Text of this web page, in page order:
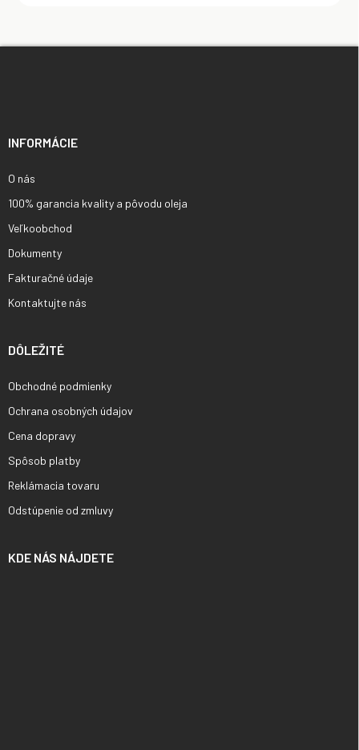
INFORMÁCIE
O nás
100% garancia kvality a pôvodu oleja
Veľkoobchod
Dokumenty
Fakturačné údaje
Kontaktujte nás
DÔLEŽITÉ
Obchodné podmienky
Ochrana osobných údajov
Cena dopravy
Spôsob platby
Reklámacia tovaru
Odstúpenie od zmluvy
KDE NÁS NÁJDETE